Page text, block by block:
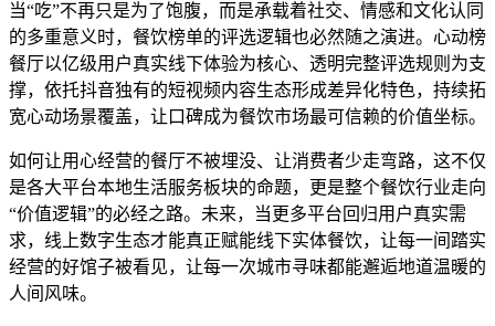
当“吃”不再只是为了饱腹，而是承载着社交、情感和文化认同
的多重意义时，餐饮榜单的评选逻辑也必然随之演进。心动榜
餐厅以亿级用户真实线下体验为核心、透明完整评选规则为支
撑，依托抖音独有的短视频内容生态形成差异化特色，持续拓
宽心动场景覆盖，让口碑成为餐饮市场最可信赖的价值坐标。
如何让用心经营的餐厅不被埋没、让消费者少走弯路，这不仅
是各大平台本地生活服务板块的命题，更是整个餐饮行业走向
“价值逻辑”的必经之路。未来，当更多平台回归用户真实需
求，线上数字生态才能真正赋能线下实体餐饮，让每一间踏实
经营的好馆子被看见，让每一次城市寻味都能邂逅地道温暖的
人间风味。